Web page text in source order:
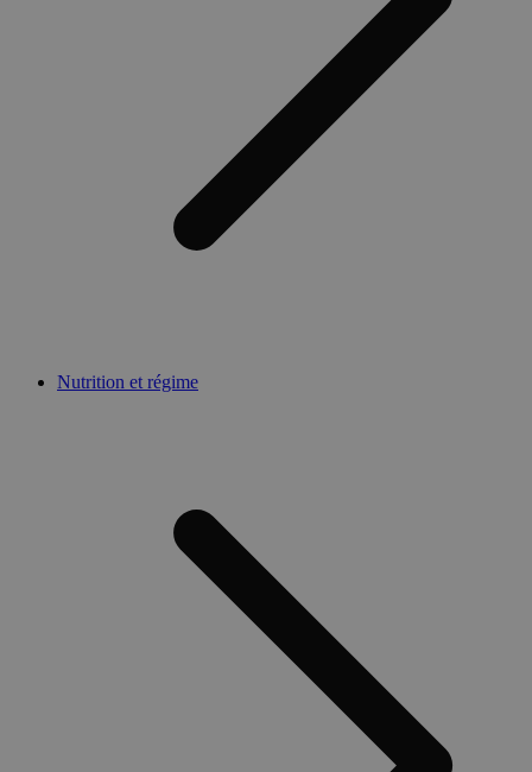
Nutrition et régime